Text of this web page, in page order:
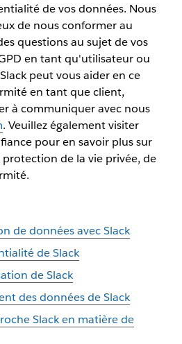
de vos données. Nous
de nous conformer au
questions au sujet de vos
en tant qu'utilisateur ou
peut vous aider en ce
en tant que client,
à communiquer avec nous
. Veuillez également visiter
pour en savoir plus sur
de la vie privée, de
de données avec Slack
de Slack
de Slack
des données de Slack
Slack en matière de